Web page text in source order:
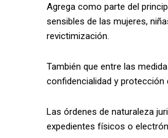
Agrega como parte del
sensibles de las mujeres,
revictimización.
También que entre las
confidencialidad y protección
Las órdenes de naturaleza
expedientes físicos o